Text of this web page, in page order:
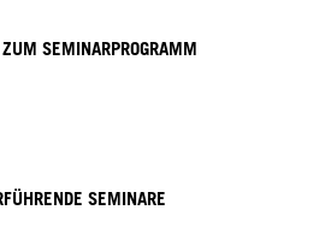
SEMINARPROGRAMM
SEMINARE